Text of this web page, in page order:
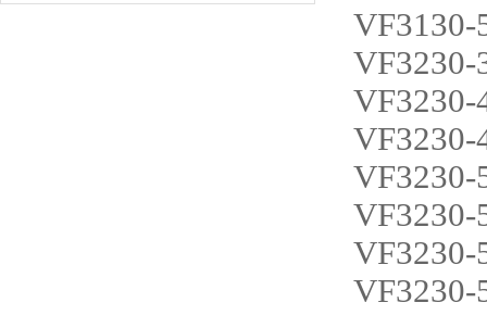
VF3130-
VF3230-
VF3230-
VF3230-
VF3230-
VF3230-
VF3230-
VF3230-